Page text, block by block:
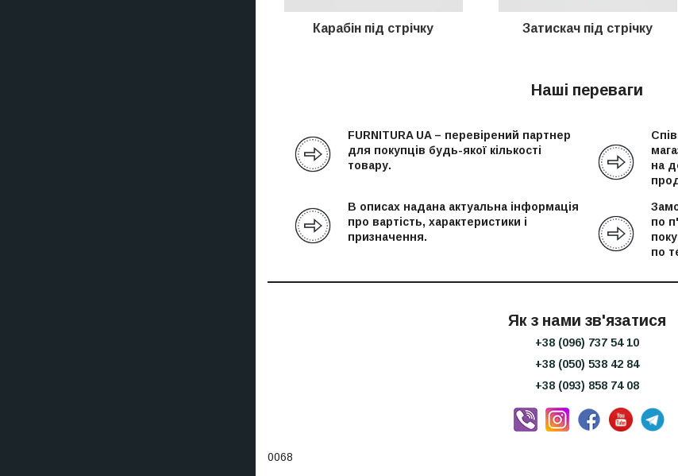
Карабін під стрічку Затискач під стрічку
Наші переваги
FURNITURA UA – перевірений партнер
для покупців будь-якої кількості
товару.
на
В описах надана актуальна інформація
про вартість, характеристики і
призначення.
по
по
Як з нами зв'язатися
+38 (096) 737 54 10
+38 (050) 538 42 84
+38 (093) 858 74 08
0068